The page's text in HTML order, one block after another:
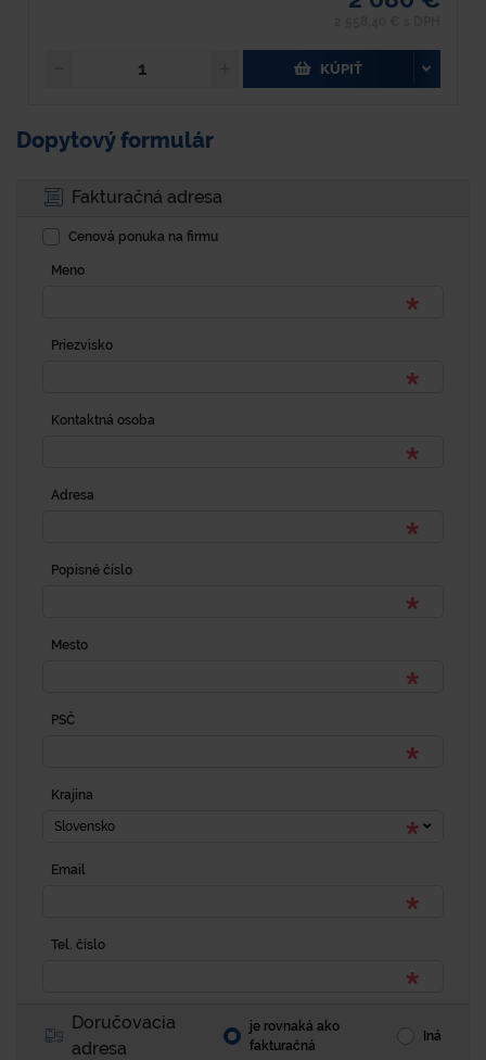
KÚPIŤ
Dopytový formulár
Fakturačná adresa
Cenová ponuka na firmu
Meno
Priezvisko
Kontaktná osoba
Adresa
Popisné číslo
Mesto
PSČ
Krajina
Slovensko
Email
Tel. číslo
Doručovacia
adresa
je rovnaká ako
fakturačná
Iná